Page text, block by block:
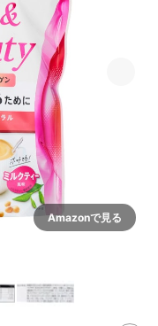
Amazonで見る